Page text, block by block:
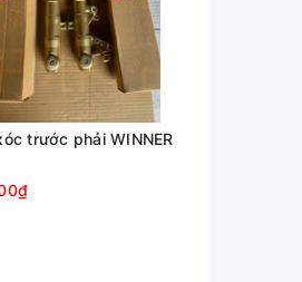
trước phải WINNER